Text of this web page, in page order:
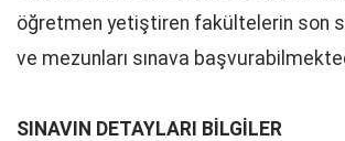
öğretmen yetiştiren fakültelerin son
ve mezunları sınava
SINAVIN DETAYLARI BİLGİLER